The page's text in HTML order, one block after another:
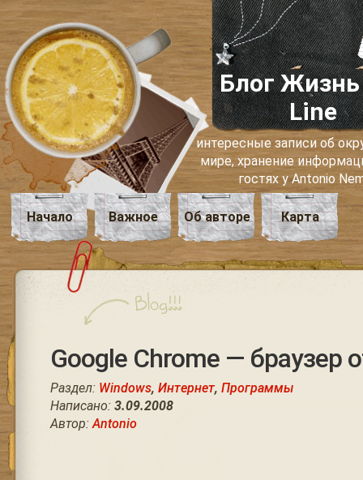
Блог Жизнь
Line
интересные записи об
мире, хранение
гостях у Antonio
Начало Важное Об авторе Карта
Google Chrome — браузер
Раздел: Windows, Интернет, Программы
Написано: 3.09.2008
Автор:Antonio